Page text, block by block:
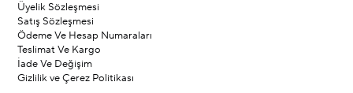
Üyelik Sözleşmesi
Satış Sözleşmesi
Ödeme Ve Hesap Numaraları
Teslimat Ve Kargo
İade Ve Değişim
Gizlilik ve Çerez Politikası